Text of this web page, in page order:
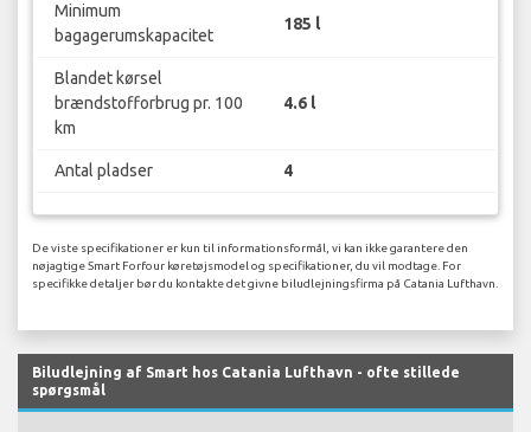
Minimum
bagagerumskapacitet
185 l
Blandet kørsel
brændstofforbrug pr. 100
km
4.6 l
Antal pladser 4
De viste specifikationer er kun til informationsformål, vi kan ikke garantere den
nøjagtige Smart Forfour køretøjsmodel og specifikationer, du vil modtage. For
specifikke detaljer bør du kontakte det givne biludlejningsfirma på Catania Lufthavn.
Biludlejning af Smart hos Catania Lufthavn - ofte stillede
spørgsmål